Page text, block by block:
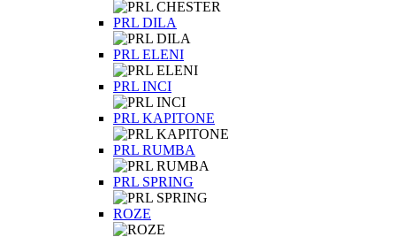
PRL DILA
PRL ELENI
PRL INCI
PRL KAPITONE
PRL RUMBA
PRL SPRING
ROZE